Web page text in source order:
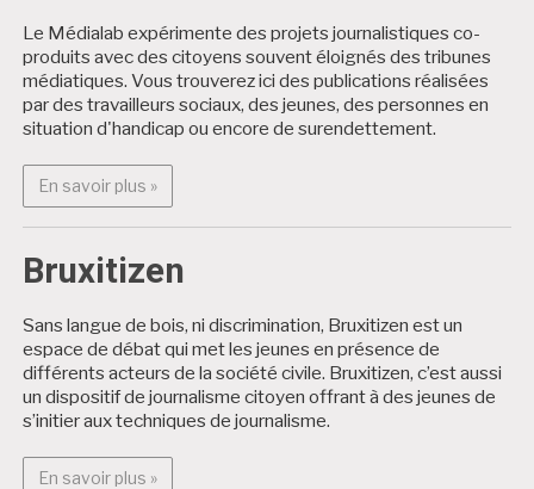
Le Médialab expérimente des projets journalistiques co-
produits avec des citoyens souvent éloignés des tribunes
médiatiques. Vous trouverez ici des publications réalisées
par des travailleurs sociaux, des jeunes, des personnes en
situation d'handicap ou encore de surendettement.
En savoir plus »En savoir plus : Projets citoyens
Bruxitizen
Sans langue de bois, ni discrimination, Bruxitizen est un
espace de débat qui met les jeunes en présence de
différents acteurs de la société civile. Bruxitizen, c’est aussi
un dispositif de journalisme citoyen offrant à des jeunes de
s’initier aux techniques de journalisme.
En savoir plus »En savoir plus : Bruxitizen